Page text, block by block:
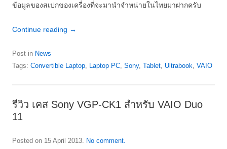
ข้อมูลของสเปกของเครื่องที่จะมานำจำหน่ายในไทยมาฝากครับ
Continue reading →
Post in News
Tags: Convertible Laptop, Laptop PC, Sony, Tablet, Ultrabook, VAIO
รีวิว เคส Sony VGP-CK1 สำหรับ VAIO Duo
11
Posted on 15 April 2013. No comment.